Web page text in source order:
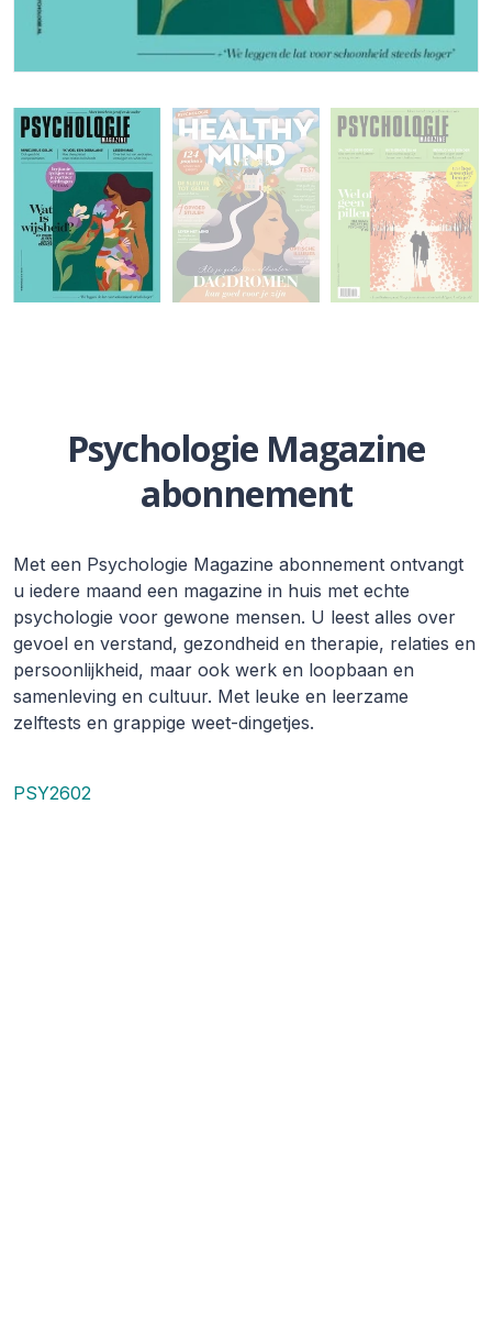
Psychologie Magazine
abonnement
Met een Psychologie Magazine abonnement ontvangt
u iedere maand een magazine in huis met echte
psychologie voor gewone mensen. U leest alles over
gevoel en verstand, gezondheid en therapie, relaties en
persoonlijkheid, maar ook werk en loopbaan en
samenleving en cultuur. Met leuke en leerzame
zelftests en grappige weet-dingetjes.
PSY2602